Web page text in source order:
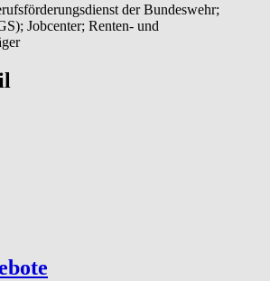
der Bundeswehr;
Jobcenter; Renten- und